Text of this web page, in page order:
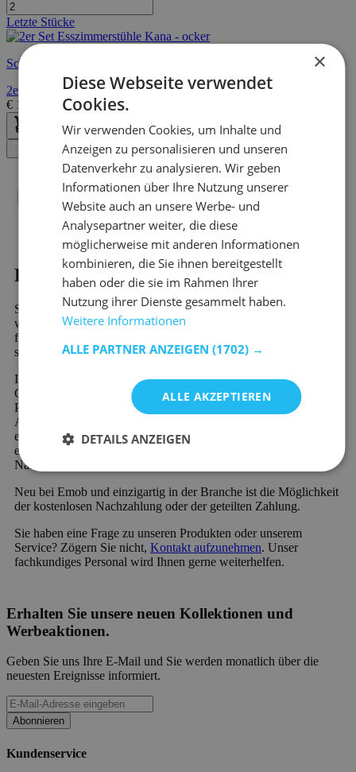
Letzte Stücke
Schnelle Lieferung
2er Set Esszimmerstühle Kana - ocker
€ 195,00 €225,00
Kaufen?
Sind Sie auf der Suche nach Esszimmerstühle - Gelb? Dann
werden Sie bei Emob, Ihrem Online-Möbelshop, garantiert
finden. In unserem riesigen Sortiment finden Sie mehr als 10.000
schöne Möbel und stimmungsvolle Wohndekorationsprodukte.
Ihr neues Lieblingsprodukt aus der Kategorie Esszimmerstühle -
Gelb wird schnell und preiswert verschickt. Viele unserer
Produkte sind sofort verfügbar und werden schnell geliefert.
Außerdem profitieren Sie von 60 Tagen Rückgaberecht und
einer 2-Jahres-Garantie auf alle Möbel. Neu bei Emob und
einzigartig in der Branche ist die Möglichkeit der kostenlosen
Nachzahlung oder der geteilten Zahlung.
Neu bei Emob und einzigartig in der Branche ist die Möglichkeit
der kostenlosen Nachzahlung oder der geteilten Zahlung.
Sie haben eine Frage zu unseren Produkten oder unserem
Service? Zögern Sie nicht, Kontakt aufzunehmen. Unser
fachkundiges Personal wird Ihnen gerne weiterhelfen.
Erhalten Sie unsere neuen Kollektionen und
Werbeaktionen.
Geben Sie uns Ihre E-Mail und Sie werden monatlich über die
neuesten Ereignisse informiert.
Abonnieren
Kundenservice
×
Diese Webseite verwendet
Cookies.
Wir verwenden Cookies, um Inhalte und
Anzeigen zu personalisieren und unseren
Datenverkehr zu analysieren. Wir geben
Informationen über Ihre Nutzung unserer
Website auch an unsere Werbe- und
Analysepartner weiter, die diese
möglicherweise mit anderen Informationen
kombinieren, die Sie ihnen bereitgestellt
haben oder die sie im Rahmen Ihrer
Nutzung ihrer Dienste gesammelt haben.
Weitere Informationen
ALLE PARTNER ANZEIGEN (1702) →
ALLE AKZEPTIEREN
DETAILS ANZEIGEN